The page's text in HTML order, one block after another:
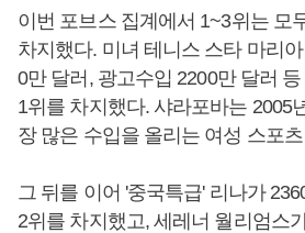
이번 포브스 집계에서 1~3위는 모
차지했다. 미녀 테니스 스타 마리
0만 달러, 광고수입 2200만 달러
1위를 차지했다. 샤라포바는 2005
장 많은 수입을 올리는 여성 스포
그 뒤를 이어 '중국특급' 리나가
2위를 차지했고, 세레너 월리엄스